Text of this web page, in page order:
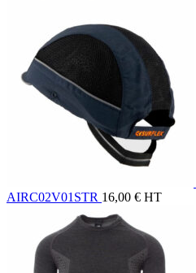
AIRC02V01STR 16,00 € HT